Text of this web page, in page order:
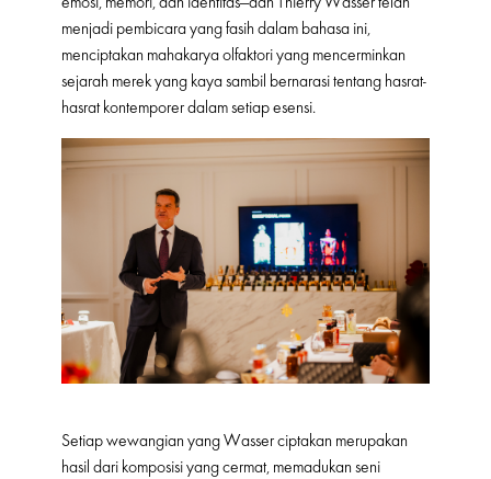
menjadi pembicara yang fasih dalam bahasa ini,
menciptakan mahakarya olfaktori yang mencerminkan
sejarah merek yang kaya sambil bernarasi tentang hasrat-
hasrat kontemporer dalam setiap esensi.
Setiap wewangian yang Wasser ciptakan merupakan
hasil dari komposisi yang cermat, memadukan seni